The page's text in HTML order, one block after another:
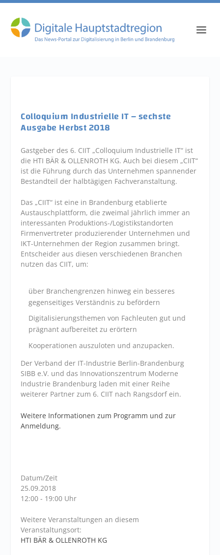
Colloquium Industrielle IT – sechste
Ausgabe Herbst 2018
Gastgeber des 6. CIIT „Colloquium Industrielle IT“ ist
die HTI BÄR & OLLENROTH KG. Auch bei diesem „CIIT“
ist die Führung durch das Unternehmen spannender
Bestandteil der halbtägigen Fachveranstaltung.
Das „CIIT“ ist eine in Brandenburg etablierte
Austauschplattform, die zweimal jährlich immer an
interessanten Produktions-/Logistikstandorten
Firmenvertreter produzierender Unternehmen und
IKT-Unternehmen der Region zusammen bringt.
Entscheider aus diesen verschiedenen Branchen
nutzen das CIIT, um:
über Branchengrenzen hinweg ein besseres
gegenseitiges Verständnis zu befördern
Digitalisierungsthemen von Fachleuten gut und
prägnant aufbereitet zu erörtern
Kooperationen auszuloten und anzupacken.
Der Verband der IT-Industrie Berlin-Brandenburg
SIBB e.V. und das Innovationszentrum Moderne
Industrie Brandenburg laden mit einer Reihe
weiterer Partner zum 6. CIIT nach Rangsdorf ein.
Weitere Informationen zum Programm und zur
Anmeldung.
Datum/Zeit
25.09.2018
12:00 - 19:00 Uhr
Weitere Veranstaltungen an diesem
Veranstaltungsort:
HTI BÄR & OLLENROTH KG